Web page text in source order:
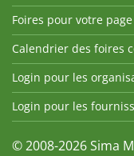
Foires pour votre page
Calendrier des foires
Login pour les
Login pour les
© 2008-2026 Sima